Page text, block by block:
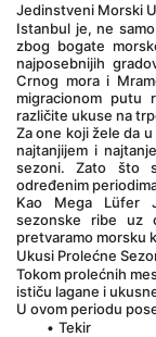
Jedinstveni Morski
Istanbul je, ne
zbog bogate
najposebnijih
Crnog mora i
migracionom putu
različite ukuse na
Za one koji žele da
najtanjijem i
sezoni. Zato što
određenim
Kao Mega Lüfer
sezonske ribe uz
pretvaramo morsku
Ukusi Prolećne
Tokom prolećnih
ističu lagane i
U ovom periodu
Tekir